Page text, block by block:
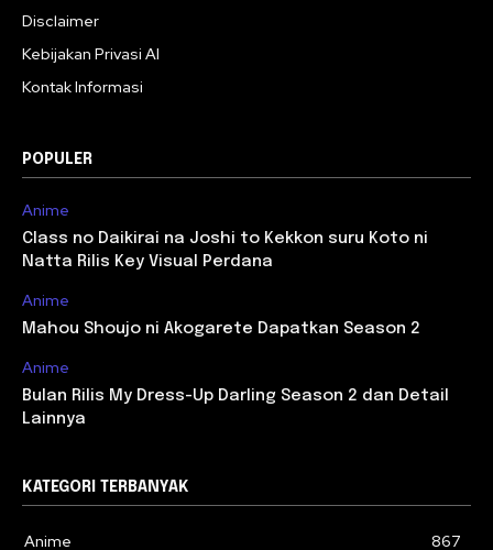
Disclaimer
Kebijakan Privasi AI
Kontak Informasi
POPULER
Anime
Class no Daikirai na Joshi to Kekkon suru Koto ni
Natta Rilis Key Visual Perdana
Anime
Mahou Shoujo ni Akogarete Dapatkan Season 2
Anime
Bulan Rilis My Dress-Up Darling Season 2 dan Detail
Lainnya
KATEGORI TERBANYAK
Anime 867